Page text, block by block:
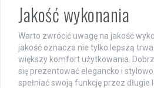
Jakość wykonania
Warto zwrócić uwagę na jakość
jakość oznacza nie tylko lepszą
większy komfort użytkowania.
się prezentować elegancko i
spełniać swoją funkcję przez długie